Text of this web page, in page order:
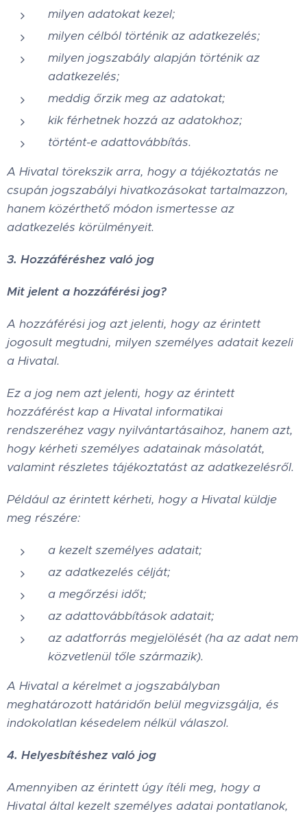
milyen adatokat kezel;
milyen célból történik az adatkezelés;
milyen jogszabály alapján történik az
adatkezelés;
meddig őrzik meg az adatokat;
kik férhetnek hozzá az adatokhoz;
történt-e adattovábbítás.
A Hivatal törekszik arra, hogy a tájékoztatás ne
csupán jogszabályi hivatkozásokat tartalmazzon,
hanem közérthető módon ismertesse az
adatkezelés körülményeit.
3. Hozzáféréshez való jog
Mit jelent a hozzáférési jog?
A hozzáférési jog azt jelenti, hogy az érintett
jogosult megtudni, milyen személyes adatait kezeli
a Hivatal.
Ez a jog nem azt jelenti, hogy az érintett
hozzáférést kap a Hivatal informatikai
rendszeréhez vagy nyilvántartásaihoz, hanem azt,
hogy kérheti személyes adatainak másolatát,
valamint részletes tájékoztatást az adatkezelésről.
Például az érintett kérheti, hogy a Hivatal küldje
meg részére:
a kezelt személyes adatait;
az adatkezelés célját;
a megőrzési időt;
az adattovábbítások adatait;
az adatforrás megjelölését (ha az adat nem
közvetlenül tőle származik).
A Hivatal a kérelmet a jogszabályban
meghatározott határidőn belül megvizsgálja, és
indokolatlan késedelem nélkül válaszol.
4. Helyesbítéshez való jog
Amennyiben az érintett úgy ítéli meg, hogy a
Hivatal által kezelt személyes adatai pontatlanok,